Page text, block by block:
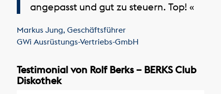
angepasst und gut zu steuern. Top! «
Markus Jung, Geschäftsführer
GWi Ausrüstungs-Vertriebs-GmbH
Testimonial von Rolf Berks – BERKS Club
Diskothek